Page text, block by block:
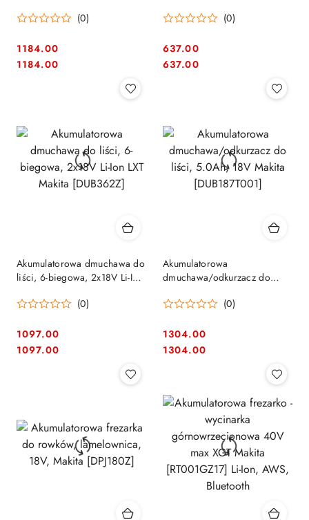
(0)
Cena:
1184.00
Cena:
1184.00
(0)
Cena:
637.00
Cena:
637.00
Akumulatorowa dmuchawa do
liści, 6-biegowa, 2x18V Li-Ion
(0)
Cena:
1097.00
Cena:
1097.00
Akumulatorowa
dmuchawa/odkurzacz do
[DUB187T001](0)
Cena:
1304.00
Cena:
1304.00